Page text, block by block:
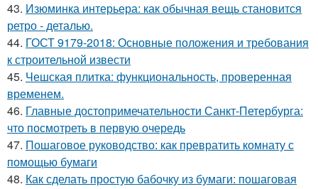
43. Изюминка интерьера: как обычная вещь становится
ретро - деталью.
44. ГОСТ 9179-2018: Основные положения и требования
к строительной извести
45. Чешская плитка: функциональность, проверенная
временем.
46. Главные достопримечательности Санкт-Петербурга:
что посмотреть в первую очередь
47. Пошаговое руководство: как превратить комнату с
помощью бумаги
48. Как сделать простую бабочку из бумаги: пошаговая